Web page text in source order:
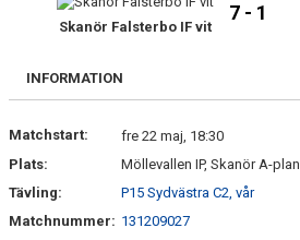
KALENDER
VÅRA SPELARE
BILDGALLERI
Skanör Falsterbo IF vit
7 - 1
INFORMATION
Matchstart:
fre 22 maj, 18:30
Plats:
Möllevallen IP, Skanör A-plan
Tävling:
P15 Sydvästra C2, vår
Matchnummer: 131209027